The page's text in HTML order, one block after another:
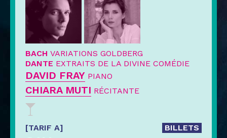
BACH VARIATIONS GOLDBERG
DANTE EXTRAITS DE LA DIVINE COMÉDIE
DAVID FRAY PIANO
CHIARA MUTI RÉCITANTE
[TARIF A] BILLETS